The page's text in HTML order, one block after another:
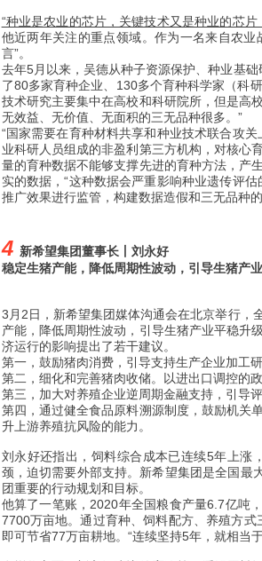
“种业是农业的芯片，关键技术又是种业的芯
他近两年关注的重点领域。作为一名来自农
言”。
去年5月以来，吴德从种子资源保护、种业基
了80多家育种企业、130多个育种科学家（科
技术研究主要集中在高校和科研院所，但是高
无效益、无价值、无面积的三无品种很多。”
“国家需要在育种材料共享和种业技术联合攻
业科研人员组成的非盈利第三方机构，对核心
量的育种数据不能够支撑先进的育种方法，产
实的数据，“这种数据会严重影响种业遗传评
推广效果进行监管，构建数据造假和三无品种
4 新希望集团董事长丨刘永好
稳定生猪产能，降低周期性波动，引导生猪产
3月2日，新希望集团媒体沟通会在北京举行，
产能，降低周期性波动，引导生猪产业平稳升
济运行的影响提出了若干建议。
第一，鼓励猪肉消费，引导支持生产企业加工
第二，细化和完善猪肉收储。以进出口调控的
第三，加大对养殖企业逆周期金融支持，引导
第四，通过健全食品原料溯源制度，鼓励机关
升上游养殖抗风险的能力。
刘永好还指出，饲料综合成本已连续5年上涨
颈，迫切需要外部支持。 新希望集团是全国最
团重要的行动规划和目标。
他算了一笔账，2020年全国粮食产量6.7亿吨
7700万亩地。通过育种、饲料配方、养殖方
即可节省77万亩耕地。“连续坚持5年，就相当